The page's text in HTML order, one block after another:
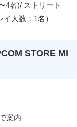
4名)/ ストリート
人数：1名）
STORE MI
案内